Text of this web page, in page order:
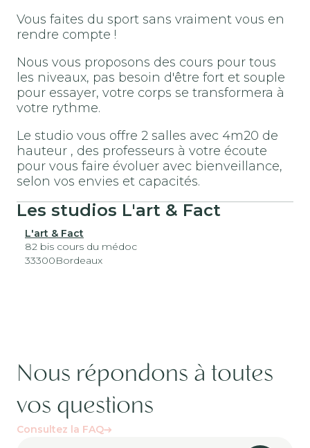
Vous faites du sport sans vraiment vous en
rendre compte !
Nous vous proposons des cours pour tous
les niveaux, pas besoin d'être fort et souple
pour essayer, votre corps se transformera à
votre rythme.
Le studio vous offre 2 salles avec 4m20 de
hauteur , des professeurs à votre écoute
pour vous faire évoluer avec bienveillance,
selon vos envies et capacités.
Les studios L'art & Fact
L'art & Fact
82 bis cours du médoc
33300Bordeaux
Nous répondons à toutes
vos questions
Consultez la FAQ